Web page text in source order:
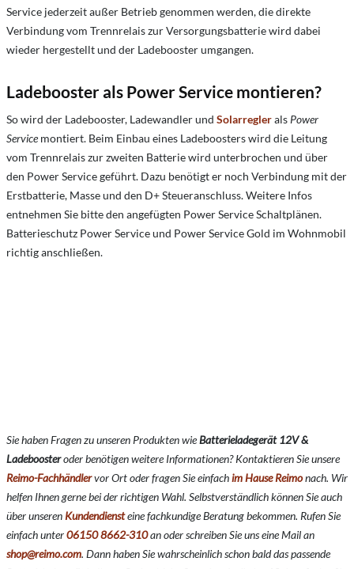
Service jederzeit außer Betrieb genommen werden, die direkte
Verbindung vom Trennrelais zur Versorgungsbatterie wird dabei
wieder hergestellt und der Ladebooster umgangen.
Ladebooster als Power Service montieren?
So wird der Ladebooster, Ladewandler und Solarreglerals Power
Servicemontiert. Beim Einbau eines Ladeboosters wird die Leitung
vom Trennrelais zur zweiten Batterie wird unterbrochen und über
den Power Service geführt. Dazu benötigt er noch Verbindung mit der
Erstbatterie, Masse und den D+ Steueranschluss. Weitere Infos
entnehmen Sie bitte den angefügten Power Service Schaltplänen.
Batterieschutz Power Service und Power Service Gold im Wohnmobil
richtig anschließen.
Sie haben Fragen zu unseren Produkten wieBatterieladegerät 12V &
Ladeboosteroder benötigen weitere Informationen? Kontaktieren Sie unsere
Reimo-Fachhändlervor Ort oder fragen Sie einfachim Hause Reimonach. Wir
helfen Ihnen gerne bei der richtigen Wahl. Selbstverständlich können Sie auch
über unseren Kundendiensteine fachkundige Beratung bekommen. Rufen Sie
einfach unter06150 8662-310an oder schreiben Sie uns eine Mail an
shop@reimo.com. Dann haben Sie wahrscheinlich schon bald das passende